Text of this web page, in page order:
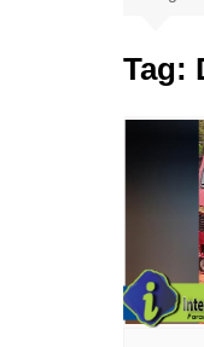
Tag: